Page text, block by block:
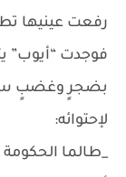
رفعت عينيها
فوجدت “أيوب”
بضجرٍ وغضبٍ
لإحتوائه:
_طالما